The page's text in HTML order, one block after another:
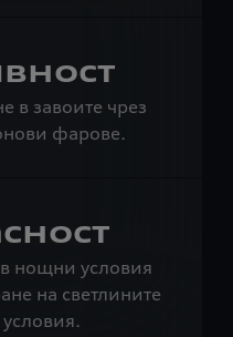
в завоите чрез
фарове.
нощни условия
на светлините